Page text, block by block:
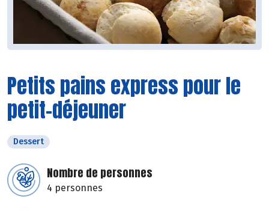
Petits pains express pour le
petit-déjeuner
Dessert
Nombre de personnes
4 personnes